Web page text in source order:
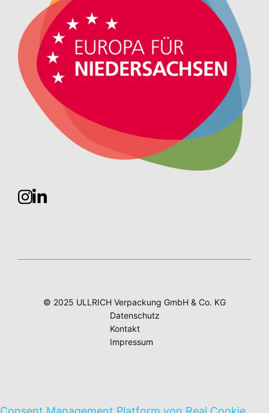
© 2025 ULLRICH Verpackung GmbH & Co. KG
Datenschutz
Kontakt
Impressum